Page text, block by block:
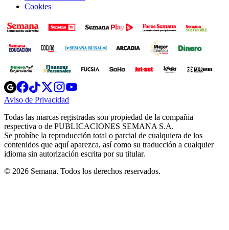
Cookies
Opens
in
new
Opens
in
new
Opens
in
new
window
Opens
new
windowwindow
Aviso de Privacidad
new
window
Todas las marcas registradas son propiedad de la compañía
respectiva o de PUBLICACIONES SEMANA S.A.
Se prohíbe la reproducción total o parcial de cualquiera de los
contenidos que aquí aparezca, así como su traducción a cualquier
idioma sin autorización escrita por su titular.
© 2026 Semana. Todos los derechos reservados.